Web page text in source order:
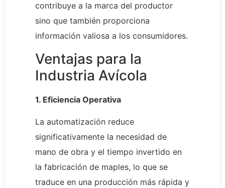
contribuye a la marca del productor
sino que también proporciona
información valiosa a los consumidores.
Ventajas para la
Industria Avícola
1. Eficiencia Operativa
La automatización reduce
significativamente la necesidad de
mano de obra y el tiempo invertido en
la fabricación de maples, lo que se
traduce en una producción más rápida y